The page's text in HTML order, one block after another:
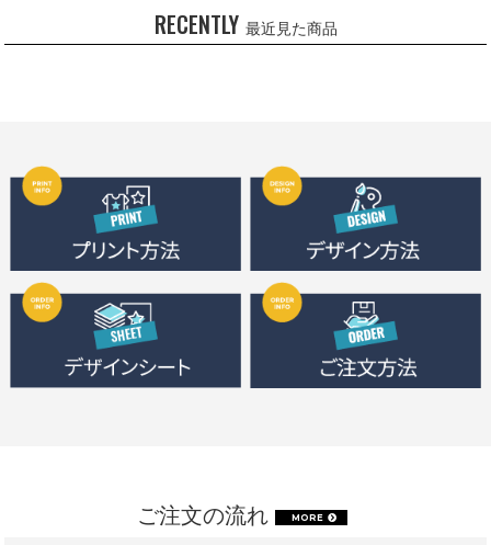
RECENTLY 最近見た商品
ご注文の流れ MORE